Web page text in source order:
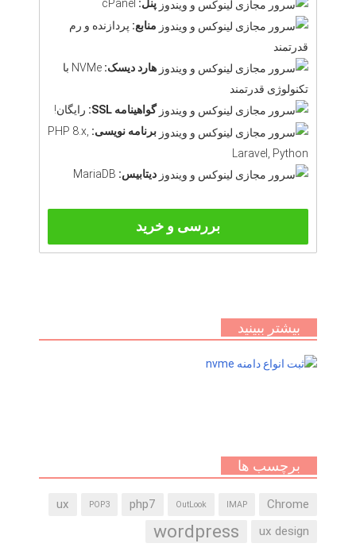
پنل:
منابع: پردازنده و رم
قدرتمند
هارد دیسک:
NVMe با
تکنولوژی قدرتمند
گواهینامه SSL:
رایگان!
برنامه نویسی: PHP 8.x,
Laravel, Python
دیتابیس: MariaDB
بررسی و خرید
بیشتر ببینید
برچسب ها
Chrome
IMAP
OutLook
php7
POP3
ux
ux design
wordpress